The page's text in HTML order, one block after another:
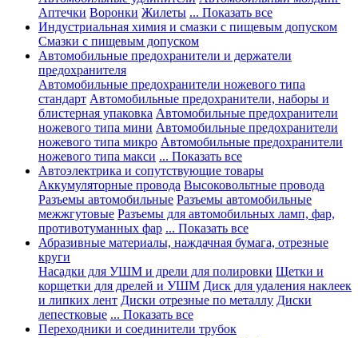
Аптечки Воронки Жилеты ... Показать все
Индустриальная химия и смазки с пищевым допуском
Смазки с пищевым допуском
Автомобильные предохранители и держатели
предохранителя
Автомобильные предохранители ножевого типа
стандарт Автомобильные предохранители, наборы и
блистерная упаковка Автомобильные предохранители
ножевого типа мини Автомобильные предохранители
ножевого типа микро Автомобильные предохранители
ножевого типа макси ... Показать все
Автоэлектрика и сопутствующие товары
Аккумуляторные провода Высоковольтные провода
Разъемы автомобильные Разъемы автомобильные
межжгутовые Разъемы для автомобильных ламп, фар,
противотуманных фар ... Показать все
Абразивные материалы, наждачная бумага, отрезные
круги
Насадки для УШМ и дрели для полировки Щетки и
корщетки для дрелей и УШМ Диск для удаления наклеек
и липких лент Диски отрезные по металлу Диски
лепестковые ... Показать все
Переходники и соединители трубок